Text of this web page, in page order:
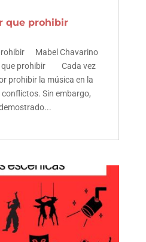
que prohibir
Mabel Chavarino
que prohibir Cada vez
prohibir la música en la
Sin embargo,